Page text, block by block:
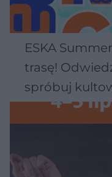
ESKA
trasę!
spróbuj
Wawelu